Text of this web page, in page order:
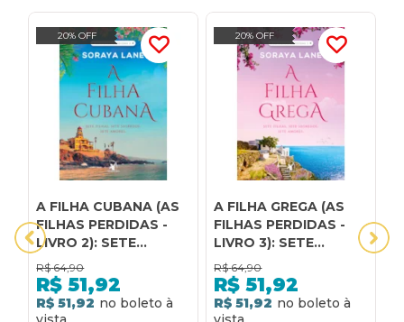
20% OFF
A FILHA CUBANA (AS
FILHAS PERDIDAS -
LIVRO 2): SETE
FILHAS. SETE
SEGREDOS. SETE
AMORES.
R$ 64,90
R$ 51,92
R$ 51,92
20% OFF
A FILHA GREGA (AS
FILHAS PERDIDAS -
LIVRO 3): SETE
FILHAS. SETE
SEGREDOS. SETE
AMORES.
R$ 64,90
R$ 51,92
R$ 51,92